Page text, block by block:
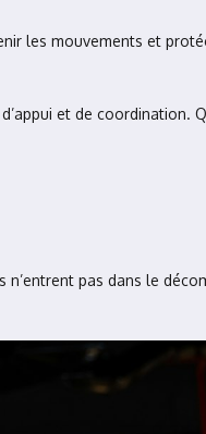
les mouvements et
et de coordination.
pas dans le